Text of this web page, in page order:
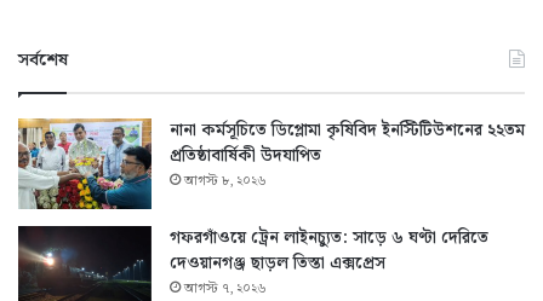
সর্বশেষ
নানা কর্মসূচিতে ডিপ্লোমা কৃষিবিদ ইনস্টিটিউশনের ২২তম
প্রতিষ্ঠাবার্ষিকী উদযাপিত
আগস্ট ৮, ২০২৬
গফরগাঁওয়ে ট্রেন লাইনচ্যুত: সাড়ে ৬ ঘণ্টা দেরিতে
দেওয়ানগঞ্জ ছাড়ল তিস্তা এক্সপ্রেস
আগস্ট ৭, ২০২৬